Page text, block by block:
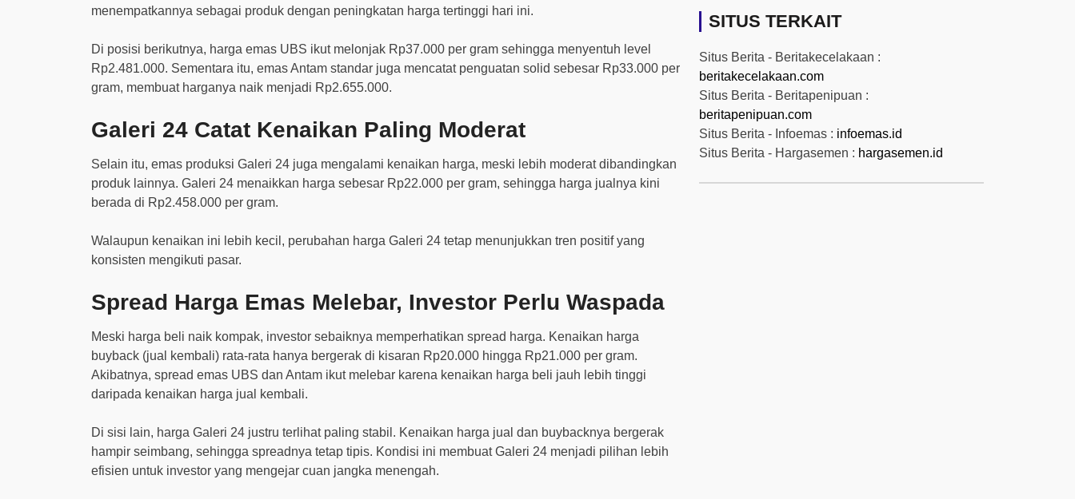
menempatkannya sebagai produk dengan peningkatan harga tertinggi hari ini.
Di posisi berikutnya, harga emas UBS ikut melonjak Rp37.000 per gram sehingga menyentuh level
Rp2.481.000. Sementara itu, emas Antam standar juga mencatat penguatan solid sebesar Rp33.000 per
gram, membuat harganya naik menjadi Rp2.655.000.
Galeri 24 Catat Kenaikan Paling Moderat
Selain itu, emas produksi Galeri 24 juga mengalami kenaikan harga, meski lebih moderat dibandingkan
produk lainnya. Galeri 24 menaikkan harga sebesar Rp22.000 per gram, sehingga harga jualnya kini
berada di Rp2.458.000 per gram.
Walaupun kenaikan ini lebih kecil, perubahan harga Galeri 24 tetap menunjukkan tren positif yang
konsisten mengikuti pasar.
Spread Harga Emas Melebar, Investor Perlu Waspada
Meski harga beli naik kompak, investor sebaiknya memperhatikan spread harga. Kenaikan harga
buyback (jual kembali) rata-rata hanya bergerak di kisaran Rp20.000 hingga Rp21.000 per gram.
Akibatnya, spread emas UBS dan Antam ikut melebar karena kenaikan harga beli jauh lebih tinggi
daripada kenaikan harga jual kembali.
Di sisi lain, harga Galeri 24 justru terlihat paling stabil. Kenaikan harga jual dan buybacknya bergerak
hampir seimbang, sehingga spreadnya tetap tipis. Kondisi ini membuat Galeri 24 menjadi pilihan lebih
efisien untuk investor yang mengejar cuan jangka menengah.
SITUS TERKAIT
Situs Berita - Beritakecelakaan :
beritakecelakaan.com
Situs Berita - Beritapenipuan :
beritapenipuan.com
Situs Berita - Infoemas : infoemas.id
Situs Berita - Hargasemen : hargasemen.id